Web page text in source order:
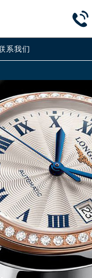

系我们